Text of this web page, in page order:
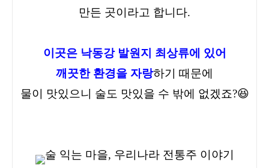
만든 곳이라고 합니다.
이곳은 낙동강 발원지 최상류에 있어
깨끗한 환경을 자랑하기 때문에
물이 맛있으니 술도 맛있을 수 밖에 없겠죠?😆